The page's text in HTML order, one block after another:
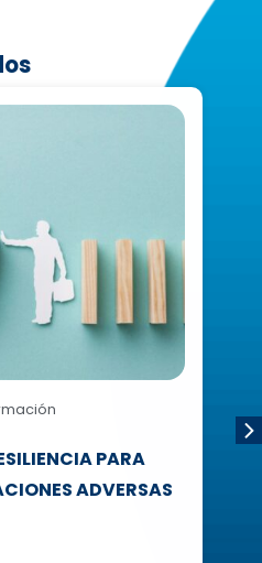
PARA
ADVERSAS